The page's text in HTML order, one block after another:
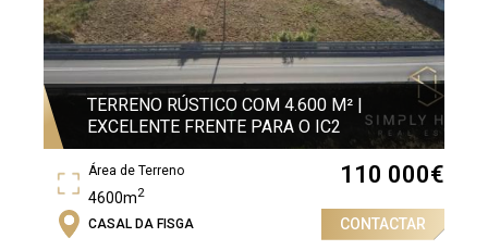
TERRENO RÚSTICO COM 4.600 M² |
EXCELENTE FRENTE PARA O IC2
Área de Terreno
4600m2
110 000€
CASAL DA FISGA CONTACTAR